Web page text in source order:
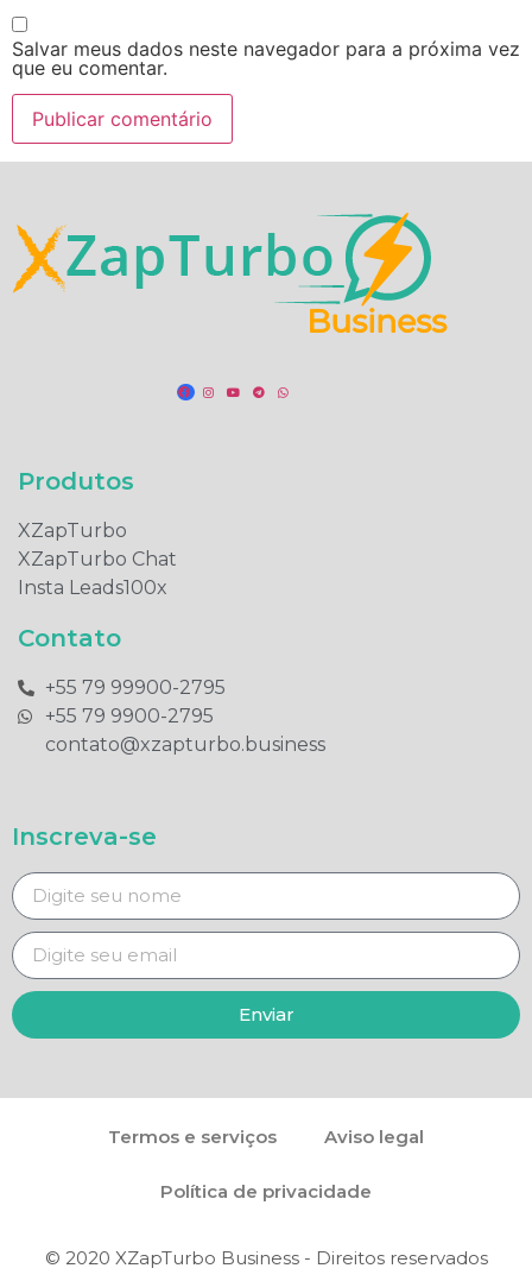
Salvar meus dados neste navegador para a próxima vez
que eu comentar.
Produtos​
XZapTurbo
XZapTurbo Chat
Insta Leads100x
Contato
+55 79 99900-2795​
+55 79 9900-2795​
contato@xzapturbo.business
Inscreva-se
Enviar
Termos e serviços Aviso legal
Política de privacidade
© 2020 XZapTurbo Business - Direitos reservados